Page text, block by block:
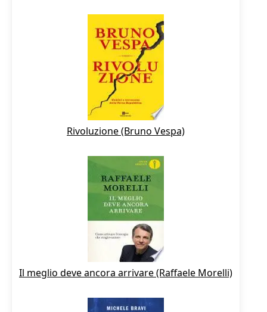
Rivoluzione (Bruno Vespa)
Il meglio deve ancora arrivare (Raffaele Morelli)